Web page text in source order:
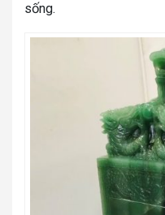
sống.